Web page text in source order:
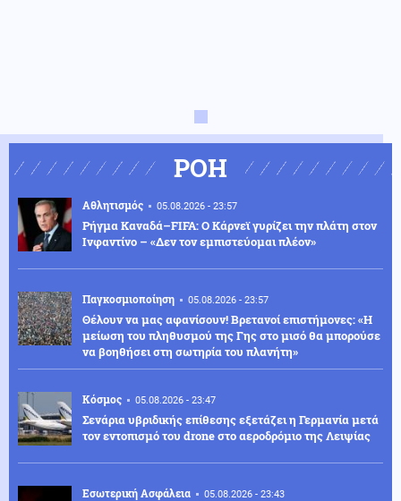
ΡΟΗ
Αθλητισμός 05.08.2026 - 23:57
Ρήγμα Καναδά–FIFA: Ο Κάρνεϊ γυρίζει την πλάτη στον
Ινφαντίνο – «Δεν τον εμπιστεύομαι πλέον»
Παγκοσμιοποίηση 05.08.2026 - 23:57
Θέλουν να μας αφανίσουν! Βρετανοί επιστήμονες: «Η
μείωση του πληθυσμού της Γης στο μισό θα μπορούσε
να βοηθήσει στη σωτηρία του πλανήτη»
Κόσμος 05.08.2026 - 23:47
Σενάρια υβριδικής επίθεσης εξετάζει η Γερμανία μετά
τον εντοπισμό του drone στο αεροδρόμιο της Λειψίας
Εσωτερική Ασφάλεια 05.08.2026 - 23:43